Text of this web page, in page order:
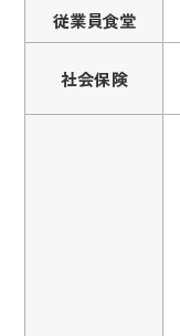
従業員食堂
社会保険